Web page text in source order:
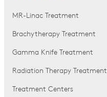
MR-Linac Treatment
Brachytherapy Treatment
Gamma Knife Treatment
Radiation Therapy Treatment
Treatment Centers